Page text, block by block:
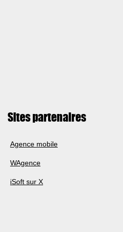
Sites partenaires
Agence mobile
WAgence
iSoft sur X